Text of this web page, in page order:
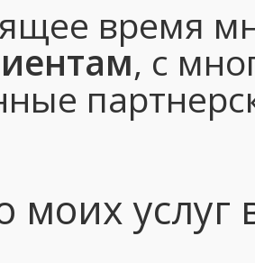
время
, с
моих услуг